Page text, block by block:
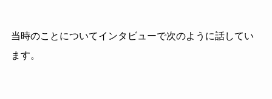
当時のことについてインタビューで次のように話してい
ます。